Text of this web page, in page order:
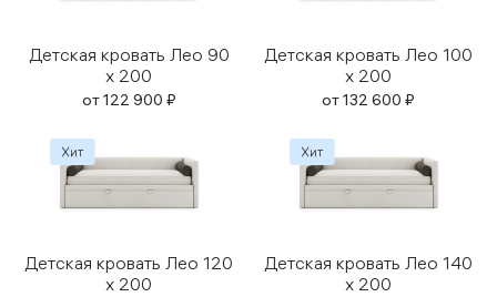
Детская кровать Лео 90
x 200
от122 900 ₽
Детская кровать Лео 100
x 200
от132 600 ₽
Детская кровать Лео 120
x 200
Детская кровать Лео 140
x 200